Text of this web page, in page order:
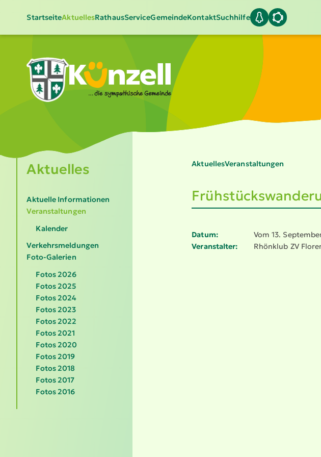
StartseiteAktuellesRathausServiceGemeindeKontaktSuchhilfe
AktuellesVeran­stal­tungen
Datum:
Vom 13.
Veranstalter:
Rhönklub ZV
Aktuelles
Aktuelle Informationen
Veranstaltungen
Kalender
Verkehrsmeldungen
Foto-Galerien
Fotos 2026
Fotos 2025
Fotos 2024
Fotos 2023
Fotos 2022
Fotos 2021
Fotos 2020
Fotos 2019
Fotos 2018
Fotos 2017
Fotos 2016